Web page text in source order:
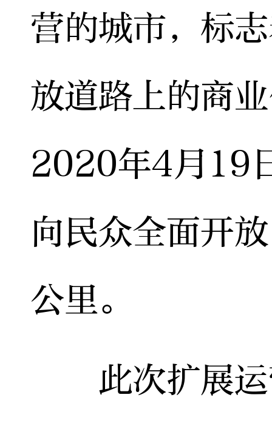
营的城市，标
放道路上的商
2020年4月19
向民众全面开
公里。
此次扩展运